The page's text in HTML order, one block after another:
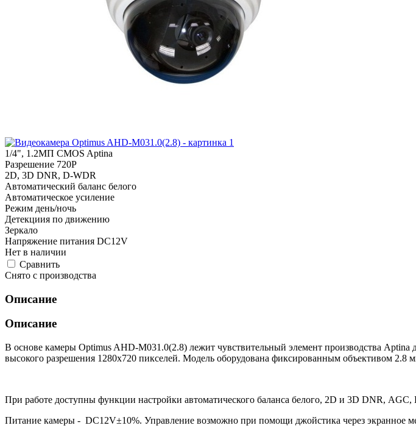
1/4", 1.2МП CMOS Aptina
Разрешение 720P
2D, 3D DNR, D-WDR
Автоматический баланс белого
Автоматическое усиление
Режим день/ночь
Детекциия по движению
Зеркало
Напряжение питания DC12V
Нет в наличии
Cравнить
Снято с производства
Описание
Описание
В основе камеры Optimus AHD-M031.0(2.8) лежит чувствительный элемент производства
высокого разрешения 1280х720 пикселей. Модель оборудована фиксированным объективом
При работе доступны функции настройки автоматического баланса белого, 2D и 3D DNR,
Питание камеры - DC12V±10%. Управление возможно при помощи джойстика через экранное